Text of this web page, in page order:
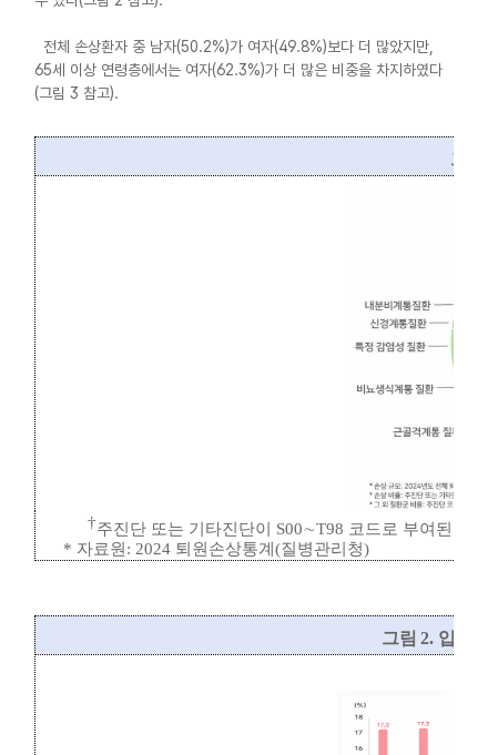
전체 손상환자 중 남자(50.2%)가 여자(49.8%)보다 더 많았지만,
65세 이상 연령층에서는 여자(62.3%)가 더 많은 비중을 차지하였다
(그림 3 참고).
그림
†주진단 또는 기타진단이 S00∼T98 코드로 부여된 환자
* 자료원 : 2024 퇴원손상통계(질병관리청)
그림2. 입원